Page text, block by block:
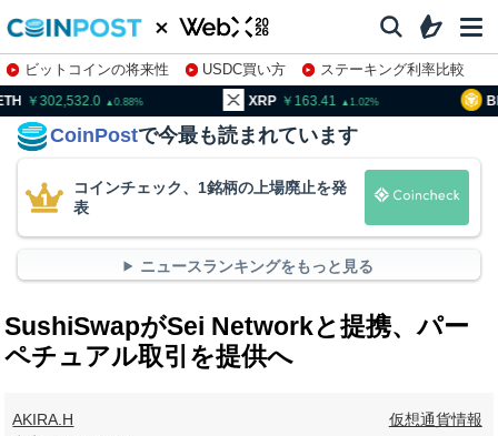
ビットコインの将来性 USDC買い方
ステーキング利率比較
株特集・関連銘柄
0.88 163.41 1.02 BNB
CoinPostで今最も読まれています
コインチェック、1銘柄の上場廃止を発
表
ニュースランキングをもっと見る
SushiSwapがSei Networkと提携、パー
ペチュアル取引を提供へ
AKIRA.H
仮想通貨情報